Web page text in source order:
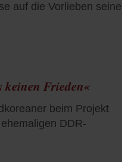
auf die Vorlieben
keinen Frieden«
beim Projekt
DDR-